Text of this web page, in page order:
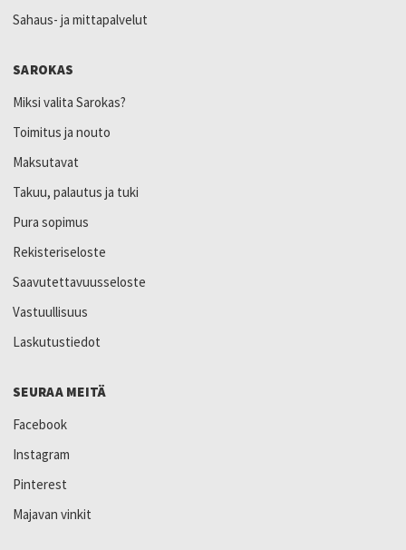
Sahaus- ja mittapalvelut
SAROKAS
Miksi valita Sarokas?
Toimitus ja nouto
Maksutavat
Takuu, palautus ja tuki
Pura sopimus
Rekisteriseloste
Saavutettavuusseloste
Vastuullisuus
Laskutustiedot
SEURAA MEITÄ
Facebook
Instagram
Pinterest
Majavan vinkit